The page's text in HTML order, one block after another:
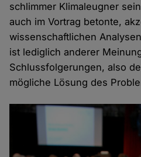
schlimmer Klimaleugner
auch im Vortrag betonte,
wissenschaftlichen
ist lediglich anderer
Schlussfolgerungen, also
mögliche Lösung des